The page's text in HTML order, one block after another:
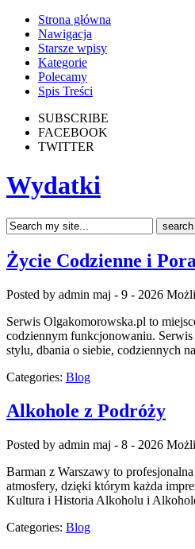
Strona główna
Nawigacja
Starsze wpisy
Kategorie
Polecamy
Spis Treści
SUBSCRIBE
FACEBOOK
TWITTER
Wydatki
Życie Codzienne i
Posted by admin maj - 9 - 2026
Serwis Olgakomorowska.pl to
codziennym funkcjonowaniu. Serwis
stylu, dbania o siebie, codziennych
Categories: Blog
Alkohole z Podróży
Posted by admin maj - 8 - 2026
Barman z Warszawy to
atmosfery, dzięki którym każda
Kultura i Historia Alkoholu i
Categories: Blog